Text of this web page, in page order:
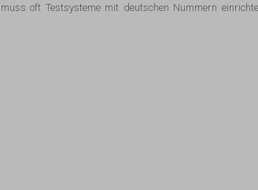
oft Testsysteme mit deutschen Nummern